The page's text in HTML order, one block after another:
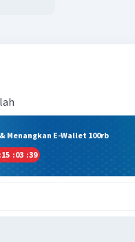
Menangkan E-Wallet 100rb
:15 :03 :38